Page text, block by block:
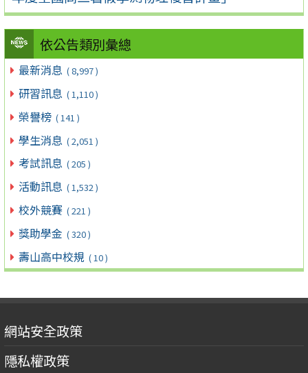
依公告類別彙總
最新消息 ( 8,997 )
研習訊息 ( 1,110 )
榮譽榜 ( 141 )
學生消息 ( 2,051 )
考試訊息 ( 205 )
活動訊息 ( 1,532 )
校外競賽 ( 221 )
獎助學金 ( 320 )
壽山高中校規 ( 10 )
網站安全政策
隱私權政策